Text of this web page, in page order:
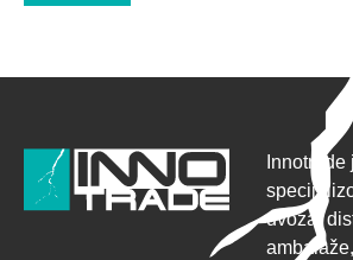
uvoza,
ambalaže,